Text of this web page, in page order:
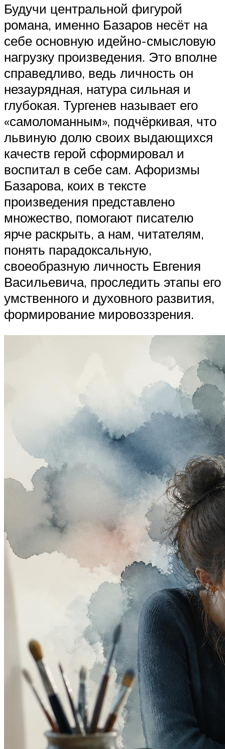
Будучи центральной фигурой
романа, именно Базаров несёт на
себе основную идейно-смысловую
нагрузку произведения. Это вполне
справедливо, ведь личность он
незаурядная, натура сильная и
глубокая. Тургенев называет его
«самоломанным», подчёркивая, что
львиную долю своих выдающихся
качеств герой сформировал и
воспитал в себе сам. Афоризмы
Базарова, коих в тексте
произведения представлено
множество, помогают писателю
ярче раскрыть, а нам, читателям,
понять парадоксальную,
своеобразную личность Евгения
Васильевича, проследить этапы его
умственного и духовного развития,
формирование мировоззрения.